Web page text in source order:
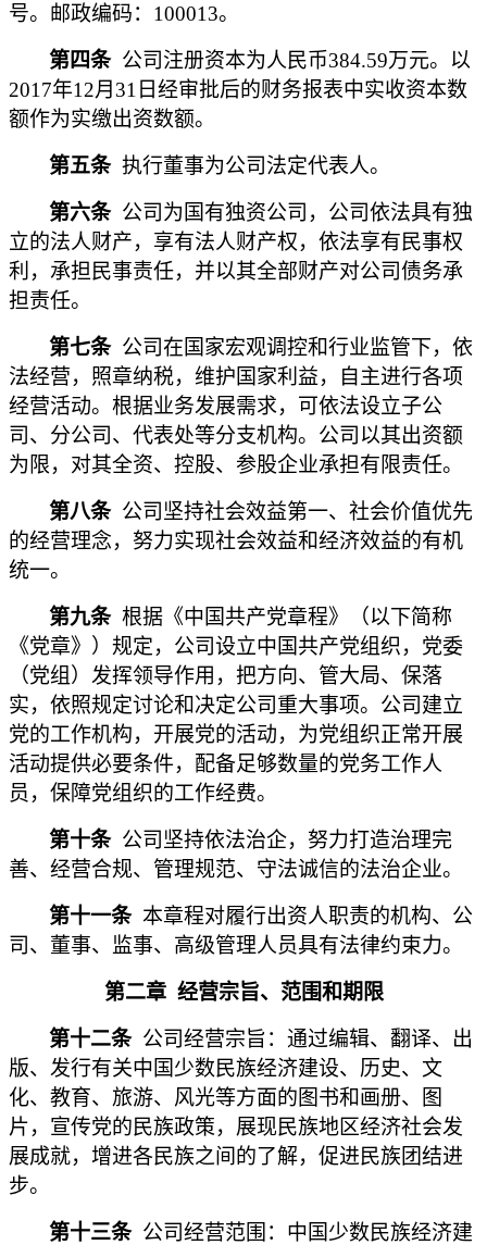
号。邮政编码：100013。
第四条公司注册资本为人民币384.59万元。以
2017年12月31日经审批后的财务报表中实收资本数
额作为实缴出资数额。
第五条 执行董事为公司法定代表人。
第六条公司为国有独资公司，公司依法具有独
立的法人财产，享有法人财产权，依法享有民事权
利，承担民事责任，并以其全部财产对公司债务承
担责任。
第七条公司在国家宏观调控和行业监管下，依
法经营，照章纳税，维护国家利益，自主进行各项
经营活动。根据业务发展需求，可依法设立子公
司、分公司、代表处等分支机构。公司以其出资额
为限，对其全资、控股、参股企业承担有限责任。
第八条公司坚持社会效益第一、社会价值优先
的经营理念，努力实现社会效益和经济效益的有机
统一。
第九条根据《中国共产党章程》（以下简称
《党章》）规定，公司设立中国共产党组织，党委
（党组）发挥领导作用，把方向、管大局、保落
实，依照规定讨论和决定公司重大事项。公司建立
党的工作机构，开展党的活动，为党组织正常开展
活动提供必要条件，配备足够数量的党务工作人
员，保障党组织的工作经费。
第十条 公司坚持依法治企，努力打造治理完
善、经营合规、管理规范、守法诚信的法治企业。
第十一条 本章程对履行出资人职责的机构、公
司、董事、监事、高级管理人员具有法律约束力。
第二章 经营宗旨、范围和期限
第十二条公司经营宗旨：通过编辑、翻译、出
版、发行有关中国少数民族经济建设、历史、文
化、教育、旅游、风光等方面的图书和画册、图
片，宣传党的民族政策，展现民族地区经济社会发
展成就，增进各民族之间的了解，促进民族团结进
步。
第十三条 公司经营范围：中国少数民族经济建